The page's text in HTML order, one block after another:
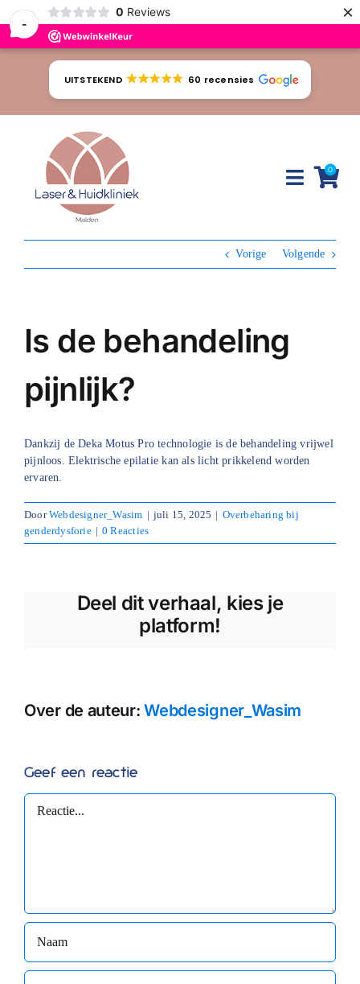
-
0 Reviews ×
UITSTEKEND 60 recensies
Toggle
Blog
Mijn account
Afspraak maken
0
Vorige Volgende
Is de behandeling
pijnlijk?
Dankzij de Deka Motus Pro technologie is de behandeling vrijwel
pijnloos. Elektrische epilatie kan als licht prikkelend worden
ervaren.
DoorWebdesigner_Wasim | juli 15, 2025 | Overbeharing bij
genderdysforie | 0 Reacties
Deel dit verhaal, kies je
platform!
Over de auteur:Webdesigner_Wasim
Geef een reactie
Reactie